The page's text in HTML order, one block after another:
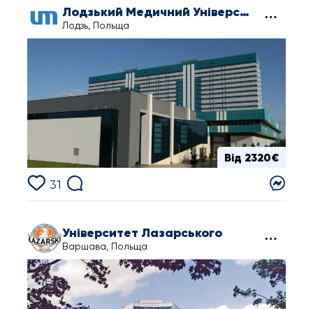
Лодзький Медичний Університет
Лодзь, Польща
Від 2320€
31
Університет Лазарського
Варшава, Польща